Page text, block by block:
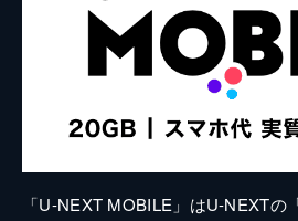
「U-NEXT MOBILE」はU-NEXTの